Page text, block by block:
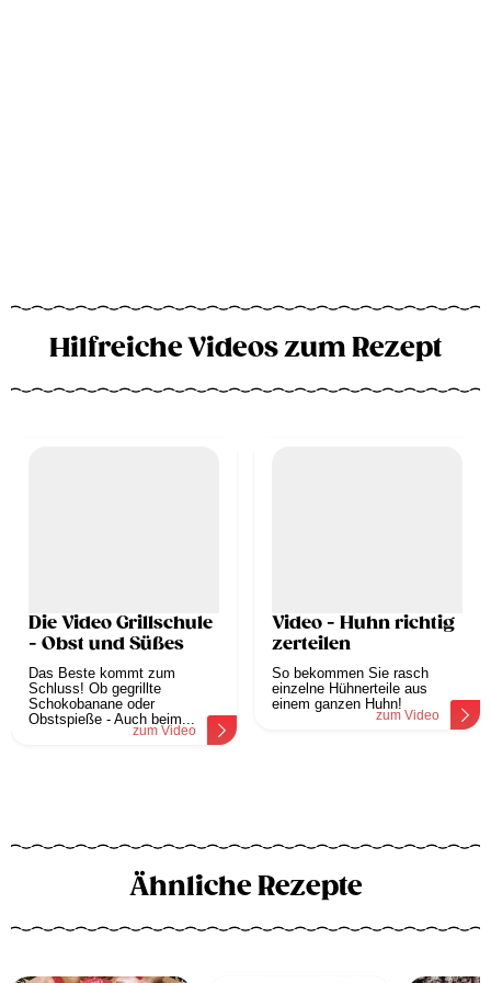
Hilfreiche Videos zum Rezept
Die Video Grillschule
- Obst und Süßes
Das Beste kommt zum
Schluss! Ob gegrillte
Schokobanane oder
Obstspieße - Auch beim...
zum Video
Video - Huhn richtig
zerteilen
So bekommen Sie rasch
einzelne Hühnerteile aus
einem ganzen Huhn!
zum Video
Ähnliche Rezepte